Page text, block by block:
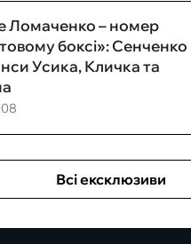
Ломаченко – номер
боксі»: Сенченко
Усика, Кличка та
Всі ексклюзиви